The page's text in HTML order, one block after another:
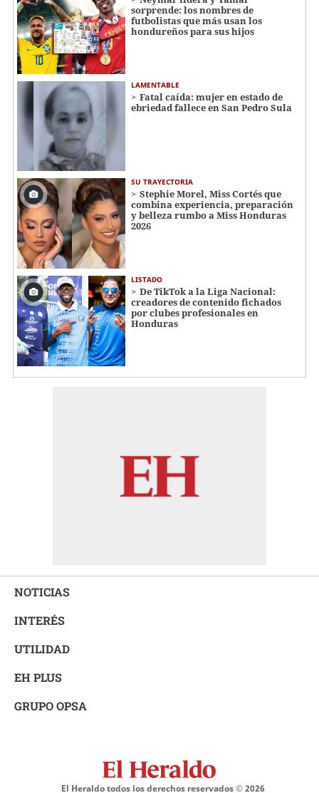
sorprende: los nombres de
futbolistas que más usan los
hondureños para sus hijos
LAMENTABLE
Fatal caída: mujer en estado de
ebriedad fallece en San Pedro Sula
SU TRAYECTORIA
Stephie Morel, Miss Cortés que
combina experiencia, preparación
y belleza rumbo a Miss Honduras
2026
LISTADO
De TikTok a la Liga Nacional:
creadores de contenido fichados
por clubes profesionales en
Honduras
NOTICIAS
INTERÉS
UTILIDAD
EH PLUS
GRUPO OPSA
El Heraldo todos los derechos reservados ©2026